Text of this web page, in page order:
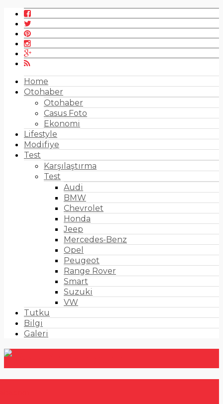
Home
Otohaber
Otohaber
Casus Foto
Ekonomi
Lifestyle
Modifiye
Test
Karşılaştırma
Test
Audi
BMW
Chevrolet
Honda
Jeep
Mercedes-Benz
Opel
Peugeot
Range Rover
Smart
Suzuki
VW
Tutku
Bilgi
Galeri